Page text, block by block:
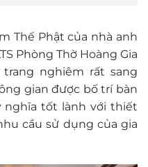
Thế Phật của nhà anh
Phòng Thờ Hoàng Gia
nghiêm rất sang
gian được bố trí bàn
nghĩa tốt lành với thiết
cầu sử dụng của gia